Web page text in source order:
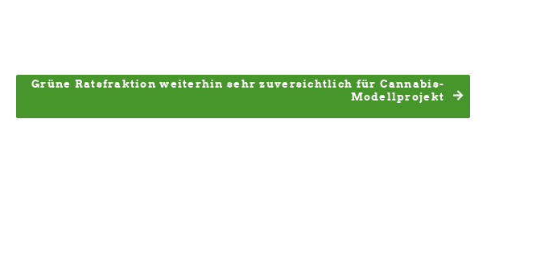
Grüne Ratsfraktion weiterhin sehr zuversichtlich für Cannabis-
Modellprojekt